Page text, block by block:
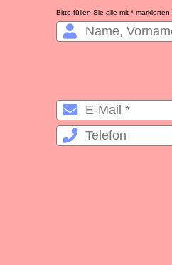
Bitte füllen Sie alle mit * markierten